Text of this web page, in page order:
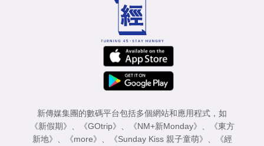
新傳媒集團的數碼平台包括多個網站和應用程式，如
《新假期》
《GOtrip》 《NM+新Monday》
《東方
新地》
《more》 《Sunday Kiss 親子童萌》
《經